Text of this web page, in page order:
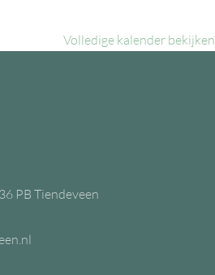
Volledige kalender bekijken
PB Tiendeveen